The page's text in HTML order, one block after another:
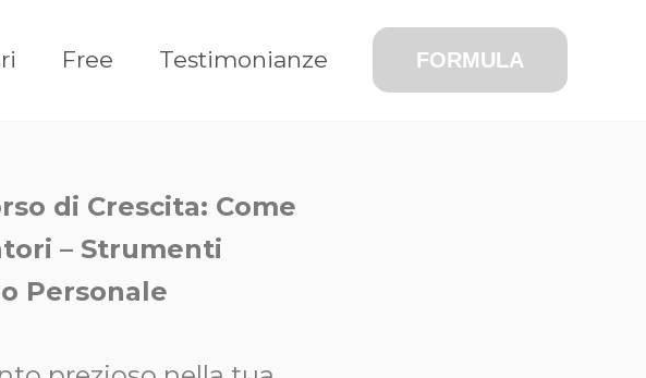
Free Testimonianze FORMULA
di Crescita: Come
– Strumenti
Personale